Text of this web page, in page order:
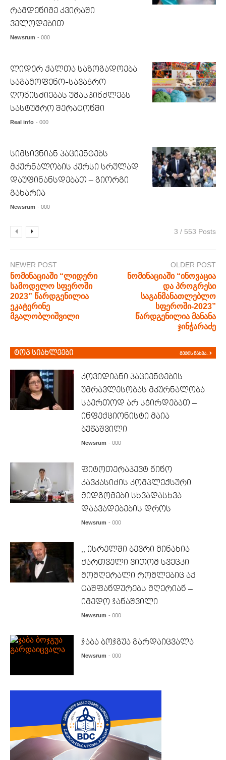
რამდენიმე კვირაში
ველოდებით
Newsrum - 000
ლიდერ ქალთა საზოგადოება
საგამოფენო-სავაჭრო
ღონისძიებას უმასპინძლებს
სასტუმრო შერატონში
Real info - 000
სიმსივნიან პაციენტებს
მკურნალობის კურსი სრულად
დაუფინანსდებათ – გიორგი
გახარია
Newsrum - 000
3 / 553 Posts
NEWER POST
ნომინაციაში “ლიდერი
სამოდელო სფეროში
2023” წარდგენილია
ეკატერინე
მგალობლიშვილი
OLDER POST
ნომინაციაში “ინოვაცია
და პროგრესი
საგანმანათლებლო
სფეროში-2023”
წარდგენილია მანანა
ჯინჭარაძე
ტოპ სიახლეები მეტის ნახვა..
კოვიდიანი პაციენტების
უმრავლესობას მკურნალობა
საერთოდ არ სჭირდებათ –
ინფექციონისტი მაია
ბუწაშვილი
Newsrum - 000
ფიტოთერაპევტ ნინო
კავკასიძის კომპლექსური
მიდგომები სხვადასხვა
დაავადებების დროს
Newsrum - 000
,, ისრელში ბევრი მინახია
ქართველი ვითომ სვეცკი
მომღერალი რომლებიც აქ
ტაშფანდურებს მღერიან –
იმედო ჯანაშვილი
Newsrum - 000
ჯაბა ბოჯგუა გარდაიცვალა
Newsrum - 000